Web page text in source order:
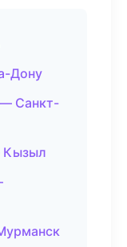
Дону
Санкт-
Кызыл